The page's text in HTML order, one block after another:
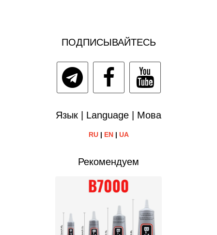
ПОДПИСЫВАЙТЕСЬ
Язык | Language | Мова
RU| EN| UA
Рекомендуем